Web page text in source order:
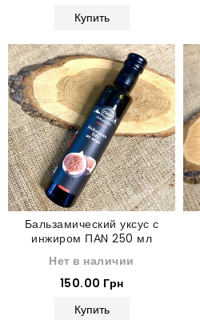
Купить
Бальзамический уксус с
инжиром ПАN 250 мл
Нет в наличии
150.00 Грн
Купить